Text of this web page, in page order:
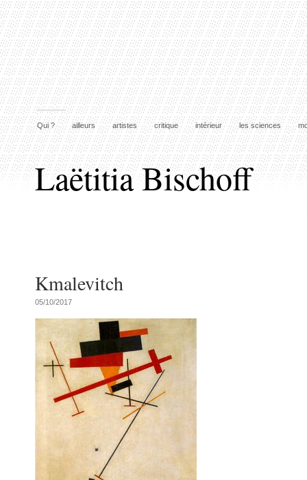
Qui ? ailleurs artistes critique intérieur les sciences
Laëtitia Bischoff
Kmalevitch
05/10/2017